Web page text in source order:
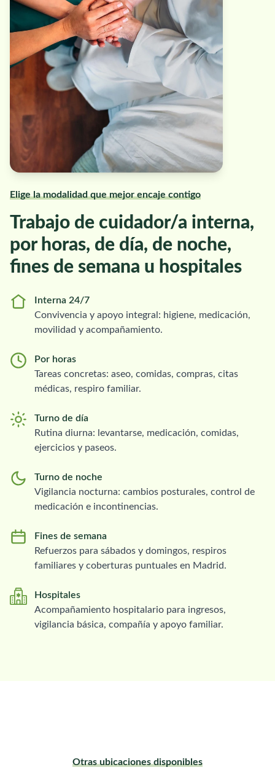
Elige la modalidad que mejor encaje contigo
Trabajo de cuidador/a interna,
por horas, de día, de noche,
fines de semana u hospitales
Interna 24/7
Convivencia y apoyo integral: higiene, medicación,
movilidad y acompañamiento.
Por horas
Tareas concretas: aseo, comidas, compras, citas
médicas, respiro familiar.
Turno de día
Rutina diurna: levantarse, medicación, comidas,
ejercicios y paseos.
Turno de noche
Vigilancia nocturna: cambios posturales, control de
medicación e incontinencias.
Fines de semana
Refuerzos para sábados y domingos, respiros
familiares y coberturas puntuales en Madrid.
Hospitales
Acompañamiento hospitalario para ingresos,
vigilancia básica, compañía y apoyo familiar.
Otras ubicaciones disponibles